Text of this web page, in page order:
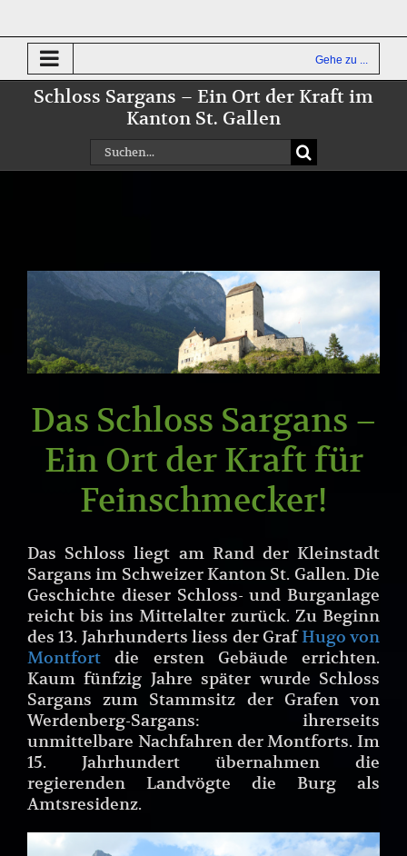
springen
Gehe zu ...
Schloss Sargans – Ein Ort der Kraft im
Kanton St. Gallen
Suche
nach:
Zeige
grösseres
Bild
Das Schloss Sargans –
Ein Ort der Kraft für
Feinschmecker!
Das Schloss liegt am Rand der Kleinstadt
Sargans im Schweizer Kanton St. Gallen. Die
Geschichte dieser Schloss- und Burganlage
reicht bis ins Mittelalter zurück. Zu Beginn
des 13. Jahrhunderts liess der GrafHugo von
Montfort die ersten Gebäude errichten.
Kaum fünfzig Jahre später wurde Schloss
Sargans zum Stammsitz der Grafen von
Werdenberg-Sargans: ihrerseits
unmittelbare Nachfahren der Montforts. Im
15. Jahrhundert übernahmen die
regierenden Landvögte die Burg als
Amtsresidenz.